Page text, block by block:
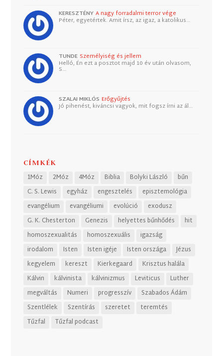
KERESZTÉNY A nagy forradalmi terror vége
Péter, egyetértek. Amit írsz, az igaz, a katolikus…
TUNDE Személyiség és jellem
Helló, Én ezt a posztot majd 10 év után olvasom,
S…
SZALAI MIKLÓS Erőgyűjtés
Jó pihenést, kiváncsi vagyok, mit fogsz írni az ál…
CÍMKÉK
1Móz 2Móz 4Móz Biblia Bolyki László
bűn
C. S. Lewis
egyház engesztelés
episztemológia
evangélium
evangéliumi evolúció
exodusz
G. K. Chesterton
Genezis helyettes bűnhődés
hit
homoszexualitás
homoszexuális
igazság
irodalom
Isten Isten igéje Isten országa
Jézus
kegyelem
kereszt Kierkegaard
Krisztus halála
Kálvin
kálvinista kálvinizmus Leviticus
Luther
megváltás
Numeri progresszív
Szabados Ádám
Szentlélek
Szentírás szeretet
teremtés
Tűzfal
Tűzfal podcast